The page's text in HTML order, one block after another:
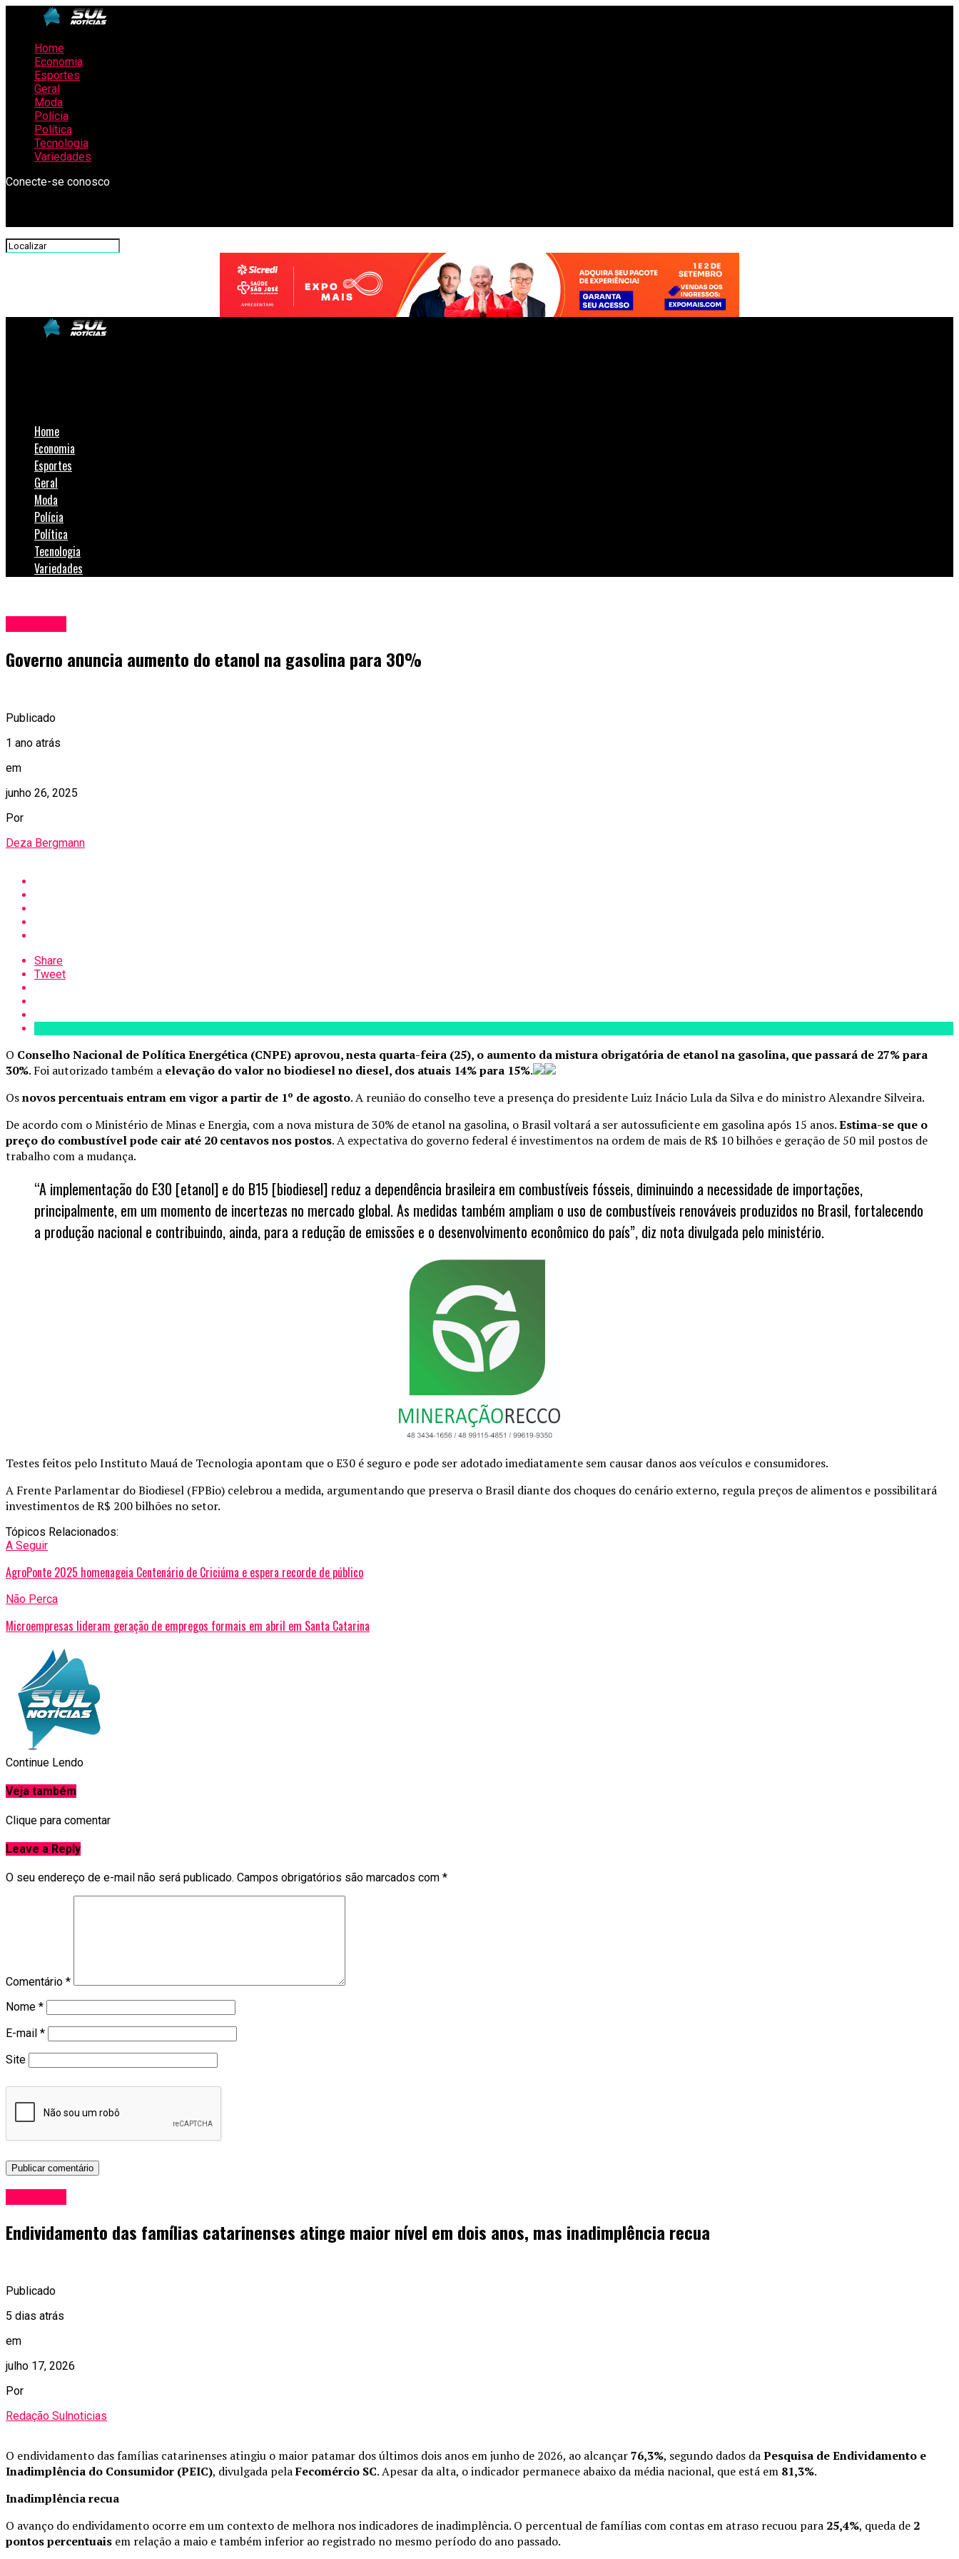
Home
Economia
Esportes
Geral
Moda
Polícia
Política
Tecnologia
Variedades
Conecte-se conosco
Home
Economia
Esportes
Geral
Moda
Polícia
Política
Tecnologia
Variedades
Governo anuncia aumento do etanol na gasolina para 30%
Publicado
1 ano atrás
em
junho 26, 2025
Por
Deza Bergmann
Share
Tweet
O Conselho Nacional de Política Energética (CNPE) aprovou, nesta quarta-feira (25), o aumento da mistura obrigatória de etanol na gasolina, que passará de 27% para
30%. Foi autorizado também a elevação do valor no biodiesel no diesel, dos atuais 14% para 15%.
Osnovos percentuais entram em vigor a partir de 1º de agosto. A reunião do conselho teve a presença do presidente Luiz Inácio Lula da Silva e do ministro Alexandre Silveira.
De acordo com o Ministério de Minas e Energia, com a nova mistura de 30% de etanol na gasolina, o Brasil voltará a ser autossuficiente em gasolina após 15 anos.Estima-se que o
preço do combustível pode cair até 20 centavos nos postos. A expectativa do governo federal é investimentos na ordem de mais de R$ 10 bilhões e geração de 50 mil postos de
trabalho com a mudança.
“A implementação do E30 [etanol] e do B15 [biodiesel] reduz a dependência brasileira em combustíveis fósseis, diminuindo a necessidade de importações,
principalmente, em um momento de incertezas no mercado global. As medidas também ampliam o uso de combustíveis renováveis produzidos no Brasil, fortalecendo
a produção nacional e contribuindo, ainda, para a redução de emissões e o desenvolvimento econômico do país”, diz nota divulgada pelo ministério.
Testes feitos pelo Instituto Mauá de Tecnologia apontam que o E30 é seguro e pode ser adotado imediatamente sem causar danos aos veículos e consumidores.
A Frente Parlamentar do Biodiesel (FPBio) celebrou a medida, argumentando que preserva o Brasil diante dos choques do cenário externo, regula preços de alimentos e possibilitará
investimentos de R$ 200 bilhões no setor.
Tópicos Relacionados:
A Seguir
AgroPonte 2025 homenageia Centenário de Criciúma e espera recorde de público
Não Perca
Microempresas lideram geração de empregos formais em abril em Santa Catarina
Continue Lendo
Veja também
Clique para comentar
Leave a Reply
O seu endereço de e-mail não será publicado. Campos obrigatórios são marcados com *
Comentário *
Nome *
E-mail *
Site
Endividamento das famílias catarinenses atinge maior nível em dois anos, mas inadimplência recua
Publicado
5 dias atrás
em
julho 17, 2026
Por
Redação Sulnoticias
O endividamento das famílias catarinenses atingiu o maior patamar dos últimos dois anos em junho de 2026, ao alcançar76,3%, segundo dados daPesquisa de Endividamento e
Inadimplência do Consumidor (PEIC), divulgada pelaFecomércio SC. Apesar da alta, o indicador permanece abaixo da média nacional, que está em 81,3%.
Inadimplência recua
O avanço do endividamento ocorre em um contexto de melhora nos indicadores de inadimplência. O percentual de famílias com contas em atraso recuou para 25,4%, queda de 2
pontos percentuais em relação a maio e também inferior ao registrado no mesmo período do ano passado.